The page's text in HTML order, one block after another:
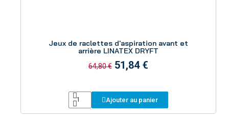
Jeux de raclettes d'aspiration avant et
arrière LINATEX DRYFT
64,80 € 51,84 €
Ajouter au panier